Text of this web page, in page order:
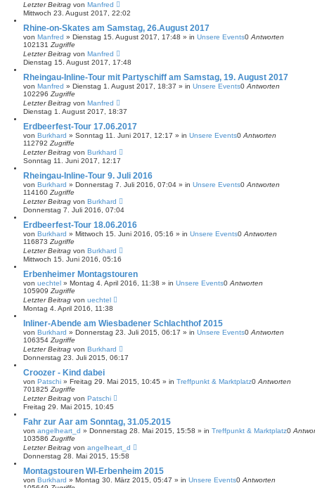
Letzter Beitrag von Manfred
Mittwoch 23. August 2017, 22:02
Rhine-on-Skates am Samstag, 26.August 2017
von Manfred » Dienstag 15. August 2017, 17:48 » in Unsere Events0 Antworten
102131 Zugriffe
Letzter Beitrag von Manfred
Dienstag 15. August 2017, 17:48
Rheingau-Inline-Tour mit Partyschiff am Samstag, 19. August 2017
von Manfred » Dienstag 1. August 2017, 18:37 » in Unsere Events0 Antworten
102296 Zugriffe
Letzter Beitrag von Manfred
Dienstag 1. August 2017, 18:37
Erdbeerfest-Tour 17.06.2017
von Burkhard » Sonntag 11. Juni 2017, 12:17 » in Unsere Events0 Antworten
112792 Zugriffe
Letzter Beitrag von Burkhard
Sonntag 11. Juni 2017, 12:17
Rheingau-Inline-Tour 9. Juli 2016
von Burkhard » Donnerstag 7. Juli 2016, 07:04 » in Unsere Events0 Antworten
114160 Zugriffe
Letzter Beitrag von Burkhard
Donnerstag 7. Juli 2016, 07:04
Erdbeerfest-Tour 18.06.2016
von Burkhard » Mittwoch 15. Juni 2016, 05:16 » in Unsere Events0 Antworten
116873 Zugriffe
Letzter Beitrag von Burkhard
Mittwoch 15. Juni 2016, 05:16
Erbenheimer Montagstouren
von uechtel » Montag 4. April 2016, 11:38 » in Unsere Events0 Antworten
105909 Zugriffe
Letzter Beitrag von uechtel
Montag 4. April 2016, 11:38
Inliner-Abende am Wiesbadener Schlachthof 2015
von Burkhard » Donnerstag 23. Juli 2015, 06:17 » in Unsere Events0 Antworten
106354 Zugriffe
Letzter Beitrag von Burkhard
Donnerstag 23. Juli 2015, 06:17
Croozer - Kind dabei
von Patschi » Freitag 29. Mai 2015, 10:45 » in Treffpunkt & Marktplatz0 Antworten
701825 Zugriffe
Letzter Beitrag von Patschi
Freitag 29. Mai 2015, 10:45
Fahr zur Aar am Sonntag, 31.05.2015
von angelheart_d » Donnerstag 28. Mai 2015, 15:58 » in Treffpunkt & Marktplatz0
103586 Zugriffe
Letzter Beitrag von angelheart_d
Donnerstag 28. Mai 2015, 15:58
Montagstouren WI-Erbenheim 2015
von Burkhard » Montag 30. März 2015, 05:47 » in Unsere Events0 Antworten